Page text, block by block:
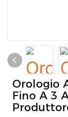
Orologio
Fino A 3